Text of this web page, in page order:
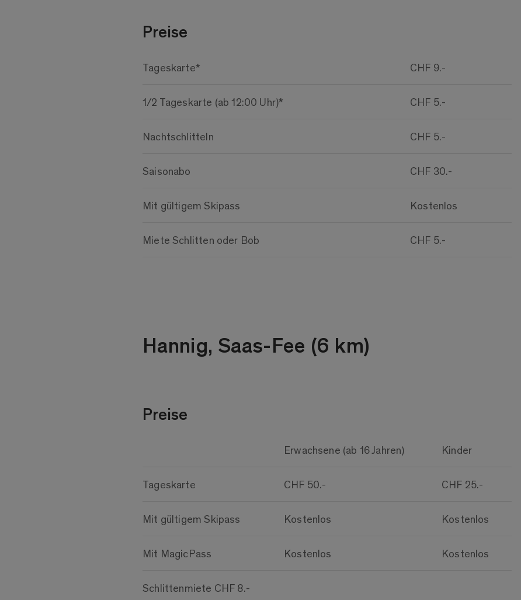
Preise
Tageskarte* CHF 9.-
1/2 Tageskarte (ab 12:00 Uhr)* CHF 5.-
Nachtschlitteln CHF 5.-
Saisonabo CHF 30.-
Mit gültigem Skipass Kostenlos
Miete Schlitten oder Bob CHF 5.-
Hannig, Saas-Fee (6 km)
Preise
Erwachsene (ab 16 Jahren) Kinder
Tageskarte CHF 50.- CHF 25.-
Mit gültigem Skipass Kostenlos Kostenlos
Mit MagicPass Kostenlos Kostenlos
Schlittenmiete CHF 8.-